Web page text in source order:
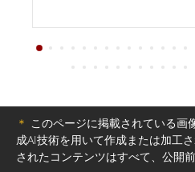
＊ このページに掲載されている画
成AI技術を用いて作成または加工
されたコンテンツはすべて、公開